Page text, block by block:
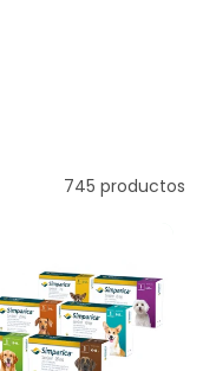
745 productos